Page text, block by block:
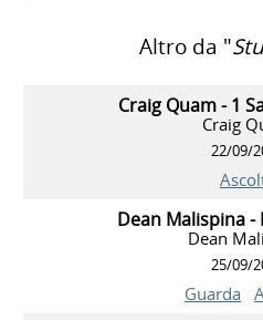
Altro da "
Craig Quam - 1
Craig
22/09/
Dean Malispina -
Dean
25/09/
Guarda